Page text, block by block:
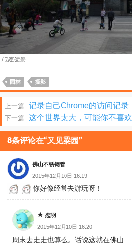
门庭远景
园林 摄影
文
章
分
页
上一篇: 记录自己Chrome的访问记录
下一篇: 这个世界太大，可能你不喜欢
8条评论在“又见梁园”
佛山不锈钢管
2015年12月10日 16:19
你好像经常去游玩呀！
恋羽
2015年12月10日 16:20
周末去走走也算么。话说这就在佛山